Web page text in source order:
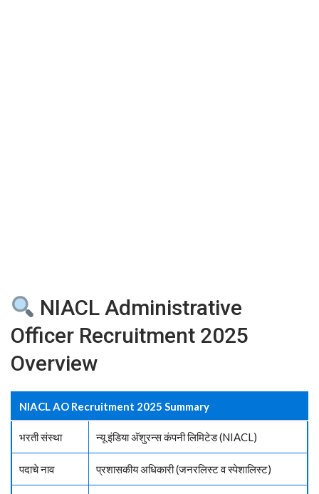
NIACL Administrative
Officer Recruitment 2025
Overview
NIACL AO Recruitment 2025 Summary
भरती संस्था न्यू इंडिया अ‍ॅशुरन्स कंपनी लिमिटेड (NIACL)
पदाचे नाव प्रशासकीय अधिकारी (जनरलिस्ट व स्पेशालिस्ट)